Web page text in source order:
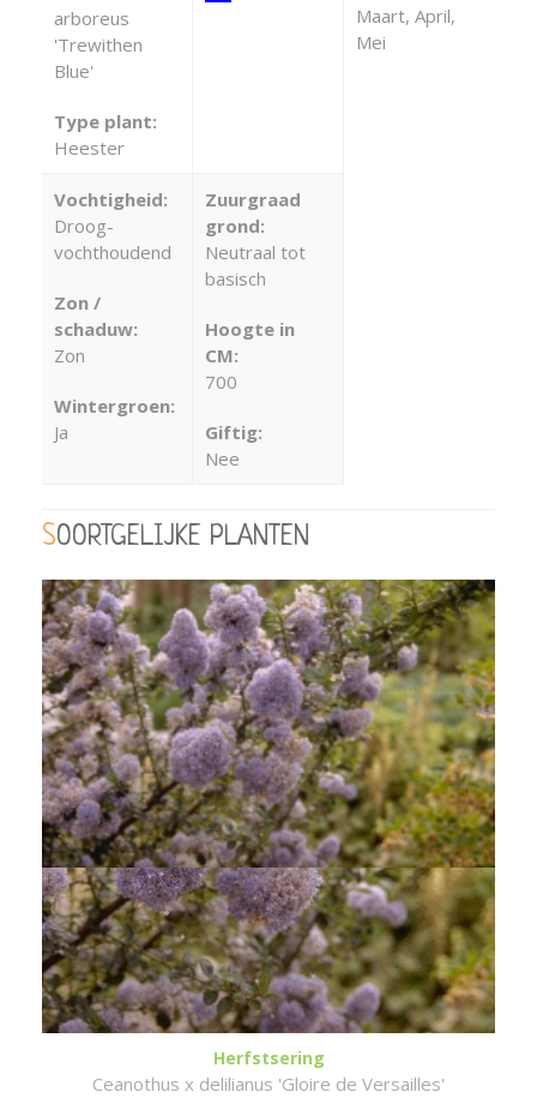
arboreus
'Trewithen
Blue'
Type plant:
Heester
Maart, April,
Mei
Vochtigheid:
Droog-
vochthoudend
Zon /
schaduw:
Zon
Wintergroen:
Ja
Zuurgraad
grond:
Neutraal tot
basisch
Hoogte in
CM:
700
Giftig:
Nee
SOORTGELIJKE PLANTEN
Herfstsering
Ceanothus x delilianus 'Gloire de Versailles'